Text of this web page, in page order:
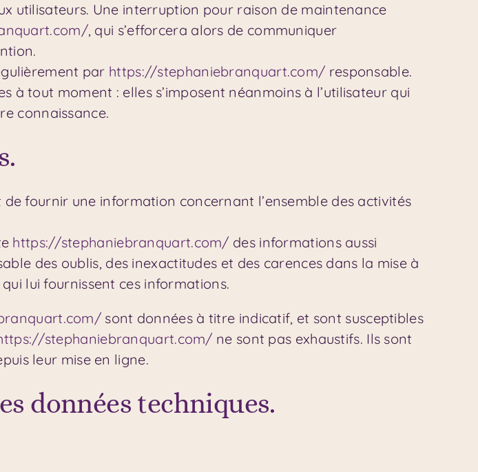
utilisateurs. Une interruption pour raison de maintenance
, qui s’efforcera alors de communiquer
par https://stephaniebranquart.com/ responsable.
tout moment : elles s’imposent néanmoins à l’utilisateur qui
connaissance.
fournir une information concernant l’ensemble des activités
https://stephaniebranquart.com/ des informations aussi
des oublis, des inexactitudes et des carences dans la mise à
lui fournissent ces informations.
sont données à titre indicatif, et sont susceptibles
stephaniebranquart.com/ ne sont pas exhaustifs. Ils sont
leur mise en ligne.
données techniques.